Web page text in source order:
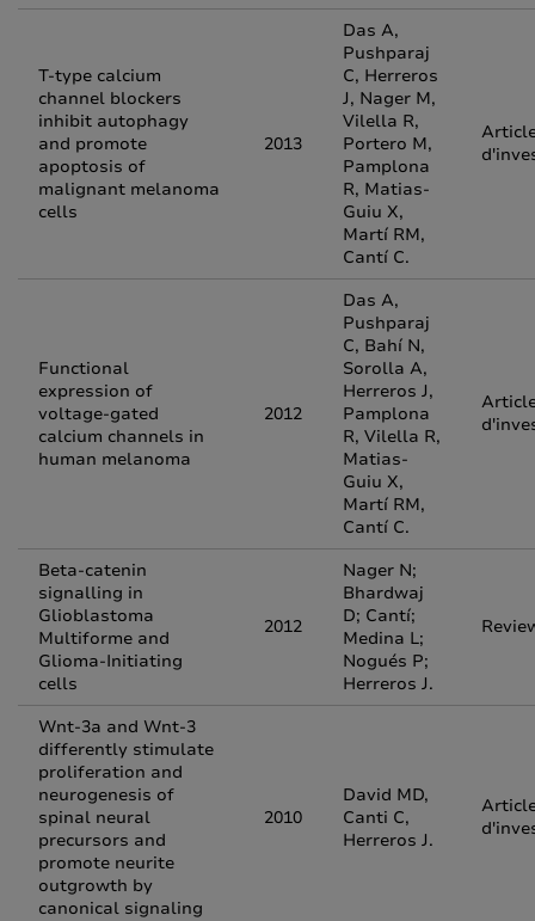
T-type calcium
channel blockers
inhibit autophagy
and promote
apoptosis of
malignant melanoma
cells
2013
Das A,
Pushparaj
C, Herreros
J, Nager M,
Vilella R,
Portero M,
Pamplona
R, Matias-
Guiu X,
Martí RM,
Cantí C.
Functional
expression of
voltage-gated
calcium channels in
human melanoma
2012
Das A,
Pushparaj
C, Bahí N,
Sorolla A,
Herreros J,
Pamplona
R, Vilella R,
Matias-
Guiu X,
Martí RM,
Cantí C.
Beta-catenin
signalling in
Glioblastoma
Multiforme and
Glioma-Initiating
cells
2012
Nager N;
Bhardwaj
D; Cantí;
Medina L;
Nogués P;
Herreros J.
Wnt-3a and Wnt-3
differently stimulate
proliferation and
neurogenesis of
spinal neural
precursors and
promote neurite
outgrowth by
canonical signaling
2010
David MD,
Canti C,
Herreros J.